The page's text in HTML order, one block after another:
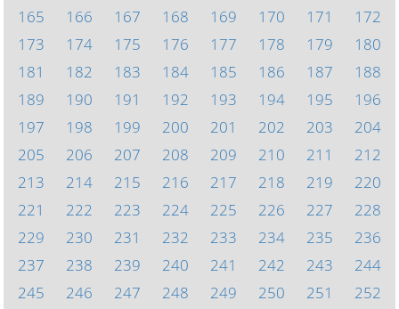
165
166 167 168 169 170 171
172
173
174 175 176 177 178 179
180
181
182 183 184 185 186 187
188
189
190 191 192 193 194 195
196
197
198 199 200 201 202 203
204
205
206 207 208 209 210 211
212
213
214 215 216 217 218 219
220
221
222 223 224 225 226 227
228
229
230 231 232 233 234 235
236
237
238 239 240 241 242 243
244
245
246 247 248 249 250 251
252